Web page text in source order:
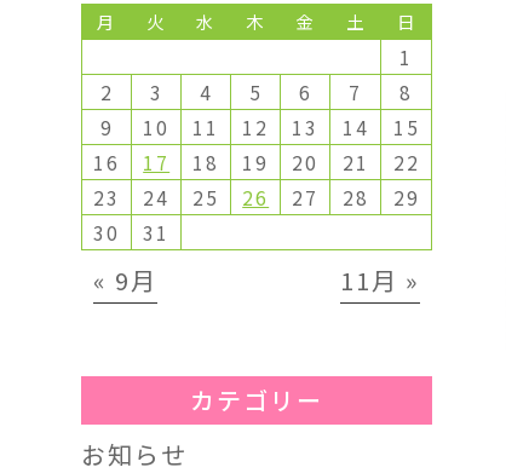
月 火 水 木 金 土 日
1
2
3 4 5 6 7
8
9
10 11 12 13 14
15
16
17 18 19 20 21
22
23
24 25 26 27 28
29
30
31
« 9月 11月 »
カテゴリー
お知らせ